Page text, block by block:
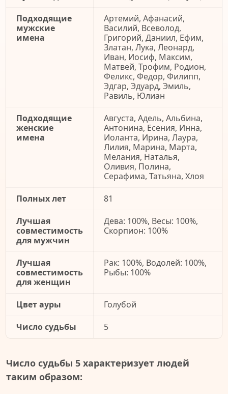
Подходящие
мужские
имена
Артемий, Афанасий,
Василий, Всеволод,
Григорий, Даниил, Ефим,
Златан, Лука, Леонард,
Иван, Иосиф, Максим,
Матвей, Трофим, Родион,
Феликс, Федор, Филипп,
Эдгар, Эдуард, Эмиль,
Равиль, Юлиан
Подходящие
женские
имена
Августа, Адель, Альбина,
Антонина, Есения, Инна,
Иоланта, Ирина, Лаура,
Лилия, Марина, Марта,
Мелания, Наталья,
Оливия, Полина,
Серафима, Татьяна, Хлоя
Полных лет
81
Лучшая
совместимость
для мужчин
Дева: 100%, Весы: 100%,
Скорпион: 100%
Лучшая
совместимость
для женщин
Рак: 100%, Водолей: 100%,
Рыбы: 100%
Цвет ауры
Голубой
Число судьбы
5
Число судьбы 5 характеризует людей
таким образом: